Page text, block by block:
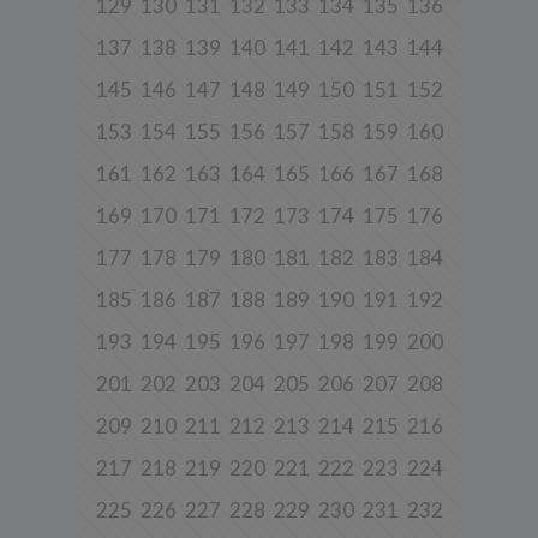
129 130 131 132 133 134 135 136
137 138 139 140 141 142 143 144
145 146 147 148 149 150 151 152
153 154 155 156 157 158 159 160
161 162 163 164 165 166 167 168
169 170 171 172 173 174 175 176
177 178 179 180 181 182 183 184
185 186 187 188 189 190 191 192
193 194 195 196 197 198 199 200
201 202 203 204 205 206 207 208
209 210 211 212 213 214 215 216
217 218 219 220 221 222 223 224
225 226 227 228 229 230 231 232
Niniejsza Polityka dotyczy przetwarzania danych osobowych,
odpowiedzialnością sp. k. z siedzibą w Warszawie, przy ul.
przedsiębiorców Krajowego Rejestru Sądowego, prowadzonego
przez Sąd Rejonowy dla m. st. Warszawy w Warszawie, XIII
Wydział Gospodarczy Krajowego Rejestru Sądowego za numerem
KRS 0000770248, REGON 382497533, NIP 1132992861
sposobach przetwarzania danych osobowych użytkowników.
W sprawach ochrony swoich danych osobowych możesz
skontaktować się z nami:
a) pod adresem e-mail:rodo@cleanerenergy.pl
b) pisemnie na adres siedziby Spółki.
udostępniają w historii przeglądania stron i aplikacji w ramach
korzystania z naszych usług (wraz ze zautomatyzowaną analizą
aktywności użytkownika na stronie).